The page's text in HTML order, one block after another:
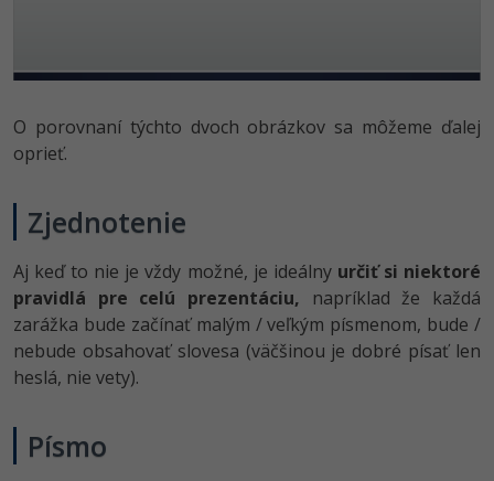
O porovnaní týchto dvoch obrázkov sa môžeme ďalej
oprieť.
Zjednotenie
Aj keď to nie je vždy možné, je ideálny určiť si niektoré
pravidlá pre celú prezentáciu, napríklad že každá
zarážka bude začínať malým / veľkým písmenom, bude /
nebude obsahovať slovesa (väčšinou je dobré písať len
heslá, nie vety).
Písmo